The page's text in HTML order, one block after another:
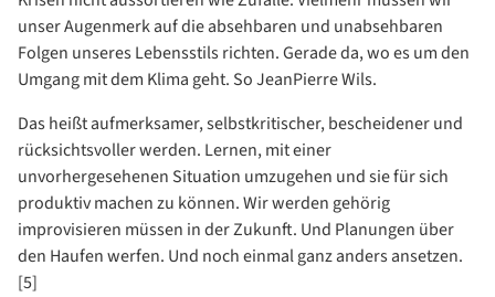
unser Augenmerk auf die absehbaren und unabsehbaren
Folgen unseres Lebensstils richten. Gerade da, wo es um den
Umgang mit dem Klima geht. So JeanPierre Wils.
Das heißt aufmerksamer, selbstkritischer, bescheidener und
rücksichtsvoller werden. Lernen, mit einer
unvorhergesehenen Situation umzugehen und sie für sich
produktiv machen zu können. Wir werden gehörig
improvisieren müssen in der Zukunft. Und Planungen über
den Haufen werfen. Und noch einmal ganz anders ansetzen.
[5]